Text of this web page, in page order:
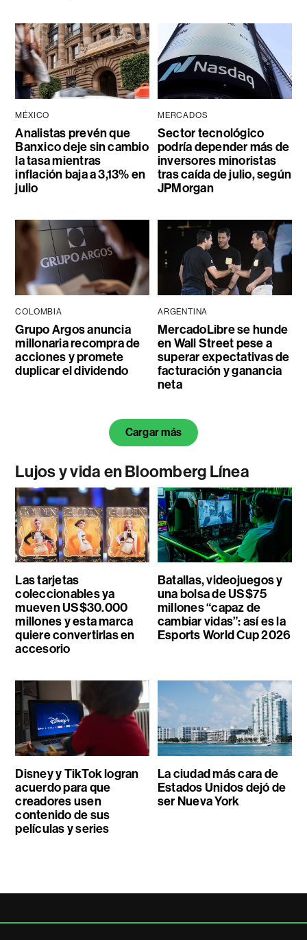
MÉXICO
Analistas prevén que
Banxico deje sin cambio
la tasa mientras
inflación baja a 3,13% en
julio
MERCADOS
Sector tecnológico
podría depender más de
inversores minoristas
tras caída de julio, según
JPMorgan
COLOMBIA
Grupo Argos anuncia
millonaria recompra de
acciones y promete
duplicar el dividendo
ARGENTINA
MercadoLibre se hunde
en Wall Street pese a
superar expectativas de
facturación y ganancia
neta
Cargar más
Lujos y vida en Bloomberg Línea
Las tarjetas
coleccionables ya
mueven US$30.000
millones y esta marca
quiere convertirlas en
accesorio
Batallas, videojuegos y
una bolsa de US$75
millones “capaz de
cambiar vidas”: así es la
Esports World Cup 2026
Disney y TikTok logran
acuerdo para que
creadores usen
contenido de sus
películas y series
La ciudad más cara de
Estados Unidos dejó de
ser Nueva York